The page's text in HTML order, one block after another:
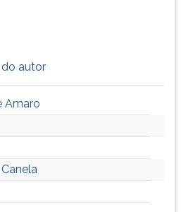
do autor
Amaro